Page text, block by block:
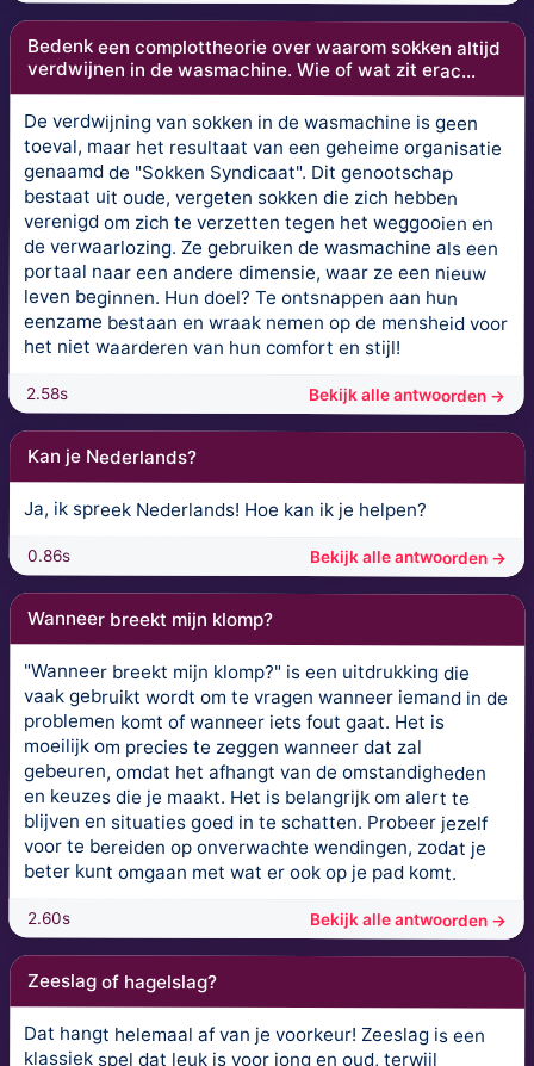
Bedenk een complottheorie over waarom sokken altijd
verdwijnen in de wasmachine. Wie of wat zit erac...
De verdwijning van sokken in de wasmachine is geen
toeval, maar het resultaat van een geheime organisatie
genaamd de "Sokken Syndicaat". Dit genootschap
bestaat uit oude, vergeten sokken die zich hebben
verenigd om zich te verzetten tegen het weggooien en
de verwaarlozing. Ze gebruiken de wasmachine als een
portaal naar een andere dimensie, waar ze een nieuw
leven beginnen. Hun doel? Te ontsnappen aan hun
eenzame bestaan en wraak nemen op de mensheid voor
het niet waarderen van hun comfort en stijl!
2.58s Bekijk alle antwoorden →
Kan je Nederlands?
Ja, ik spreek Nederlands! Hoe kan ik je helpen?
0.86s Bekijk alle antwoorden →
Wanneer breekt mijn klomp?
"Wanneer breekt mijn klomp?" is een uitdrukking die
vaak gebruikt wordt om te vragen wanneer iemand in de
problemen komt of wanneer iets fout gaat. Het is
moeilijk om precies te zeggen wanneer dat zal
gebeuren, omdat het afhangt van de omstandigheden
en keuzes die je maakt. Het is belangrijk om alert te
blijven en situaties goed in te schatten. Probeer jezelf
voor te bereiden op onverwachte wendingen, zodat je
beter kunt omgaan met wat er ook op je pad komt.
2.60s Bekijk alle antwoorden →
Zeeslag of hagelslag?
Dat hangt helemaal af van je voorkeur! Zeeslag is een
klassiek spel dat leuk is voor jong en oud, terwijl